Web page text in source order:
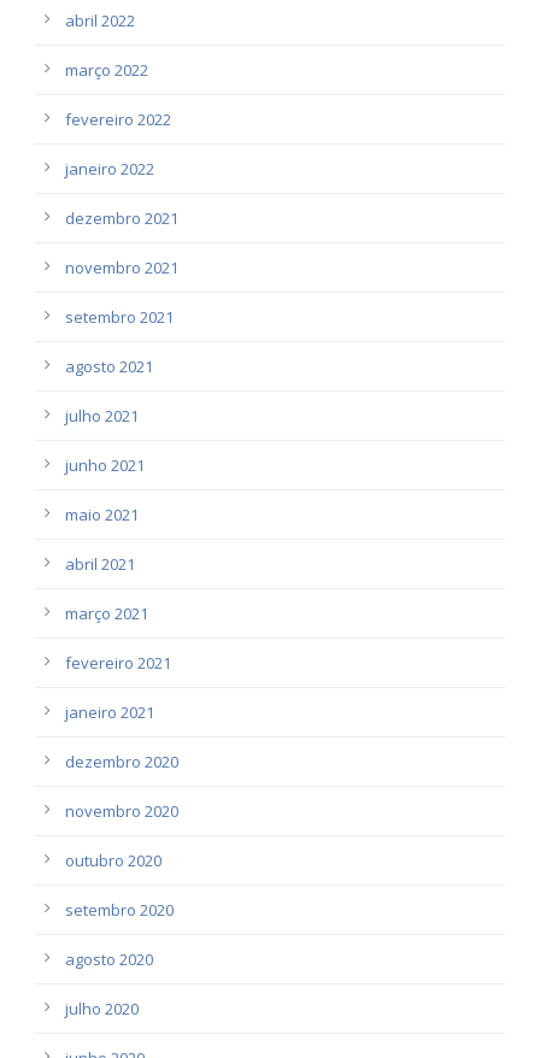
abril 2022
março 2022
fevereiro 2022
janeiro 2022
dezembro 2021
novembro 2021
setembro 2021
agosto 2021
julho 2021
junho 2021
maio 2021
abril 2021
março 2021
fevereiro 2021
janeiro 2021
dezembro 2020
novembro 2020
outubro 2020
setembro 2020
agosto 2020
julho 2020